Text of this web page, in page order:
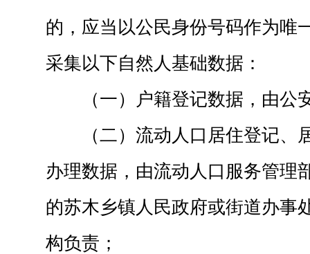
的，应当以公民身份号码作为唯
采集以下自然人基础数据：
（一）户籍登记数据，由公
（二）流动人口居住登记
办理数据，由流动人口服务管理
的苏木乡镇人民政府或街道办事
构负责；